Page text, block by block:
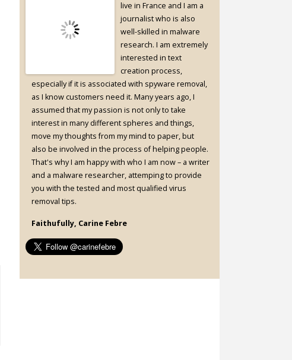
live in France and I am a
journalist who is also
well-skilled in malware
research. I am extremely
interested in text
creation process,
especially if it is associated with spyware removal,
as I know customers need it. Many years ago, I
assumed that my passion is not only to take
interest in many different spheres and things,
move my thoughts from my mind to paper, but
also be involved in the process of helping people.
That's why I am happy with who I am now – a writer
and a malware researcher, attemping to provide
you with the tested and most qualified virus
removal tips.
Faithufully, Carine Febre